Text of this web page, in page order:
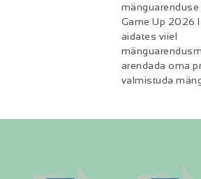
Game Up 2026
aidates viiel
arendada oma
valmistuda